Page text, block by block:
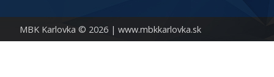
MBK Karlovka © 2026 | www.mbkkarlovka.sk